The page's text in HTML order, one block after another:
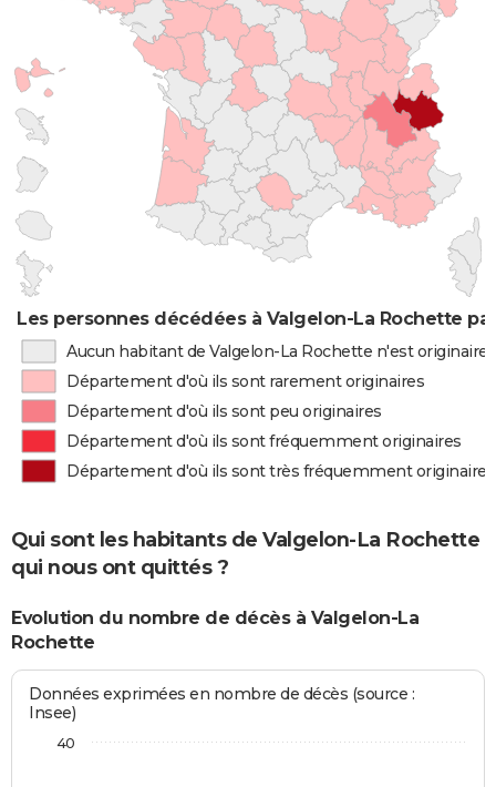
Les personnes décédées à Valgelon-La Rochette
Aucun habitant de Valgelon-La Rochette n'est
Département d'où ils sont rarement originaires
Département d'où ils sont peu originaires
Département d'où ils sont fréquemment originaires
Département d'où ils sont très fréquemment originaires
Qui sont les habitants de Valgelon-La Rochette
qui nous ont quittés ?
Evolution du nombre de décès à Valgelon-La
Rochette
Données exprimées en nombre de décès (source :
Insee)
40